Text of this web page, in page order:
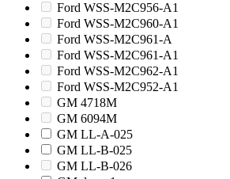
Ford WSS-M2C956-A1
Ford WSS-M2C960-A1
Ford WSS-M2C961-A
Ford WSS-M2C961-A1
Ford WSS-M2C962-A1
Ford WSS-M2C952-A1
GM 4718M
GM 6094M
GM LL-A-025
GM LL-B-025
GM LL-B-026